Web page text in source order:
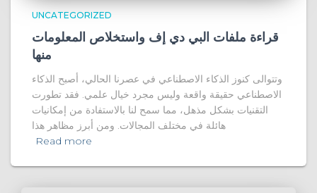
UNCATEGORIZED
قراءة ملفات البي دي إف واستخلاص المعلومات
منها
وتتوالى كنوز الذكاء الاصطناعي في عصرنا الحالي، أصبح الذكاء
الاصطناعي حقيقة واقعة وليس مجرد خيال علمي. فقد تطورت
التقنيات بشكل مذهل، مما سمح لنا بالاستفادة من إمكانيات
هائلة في مختلف المجالات. ومن أبرز مظاهر هذا
Read more